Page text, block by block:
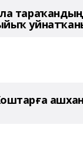
тараҡандың